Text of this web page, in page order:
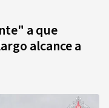
a que
alcance a